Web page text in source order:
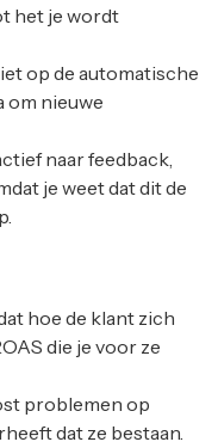
het je wordt
op de automatische
om nieuwe
naar feedback,
je weet dat dit de
hoe de klant zich
die je voor ze
problemen op
dat ze bestaan.